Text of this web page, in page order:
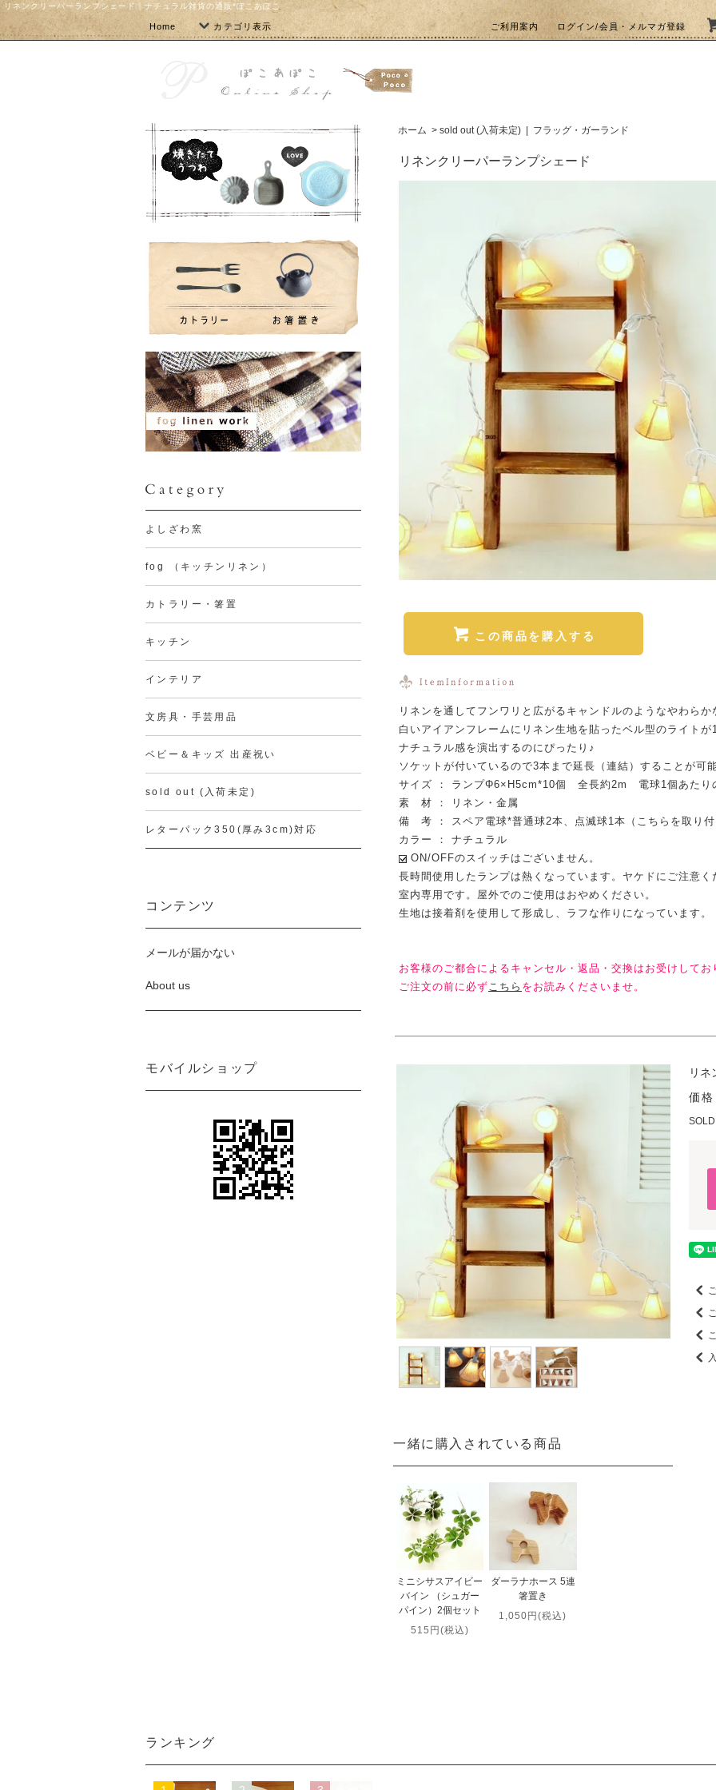
リネンクリーパーランプシェード｜ナチュラル雑貨の通販*ぽこあぽこ
Home カテゴリ表示 ご利用案内 ログイン/会員・メルマガ登録
ホーム > sold out (入荷未定) フラッグ・ガーランド
リネンクリーパーランプシェード
この商品を購入する
リネンを通してフンワリと広がるキャンドルのようなやわらか
白いアイアンフレームにリネン生地を貼ったベル型のライト
ナチュラル感を演出するのにぴったり♪
ソケットが付いているので3本まで延長（連結）することが可
サイズ ： ランプΦ6×H5cm*10個 全長約2m 電球1個あたり
素 材 ： リネン・金属
備 考 ： スペア電球*普通球2本、点滅球1本（こちらを取り
カラー ： ナチュラル
ON/OFFのスイッチはございません。
長時間使用したランプは熱くなっています。ヤケドにご注意く
室内専用です。屋外でのご使用はおやめください。
生地は接着剤を使用して形成し、ラフな作りになっています。
お客様のご都合によるキャンセル・返品・交換はお受けしてお
ご注文の前に必ずこちら をお読みくださいませ。
一緒に購入されている商品
ミニシサスアイビー
バイン （シュガー
パイン）2個セット
515円(税込)
ダーラナホース 5連
箸置き
1,050円(税込)
リネ
価
よしざわ窯
fog （キッチンリネン）
カトラリー・箸置
キッチン
インテリア
文房具・手芸用品
ベビー＆キッズ 出産祝い
sold out (入荷未定)
レターパック350(厚み3cm)対応
コンテンツ
メールが届かない
About us
モバイルショップ
ランキング